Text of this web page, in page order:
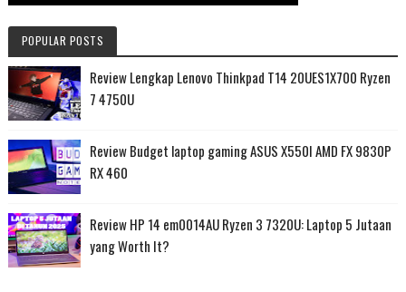
POPULAR POSTS
Review Lengkap Lenovo Thinkpad T14 20UES1X700 Ryzen
7 4750U
Review Budget laptop gaming ASUS X550I AMD FX 9830P
RX 460
Review HP 14 em0014AU Ryzen 3 7320U: Laptop 5 Jutaan
yang Worth It?